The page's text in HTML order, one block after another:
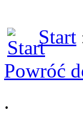
Start
Powróć
.